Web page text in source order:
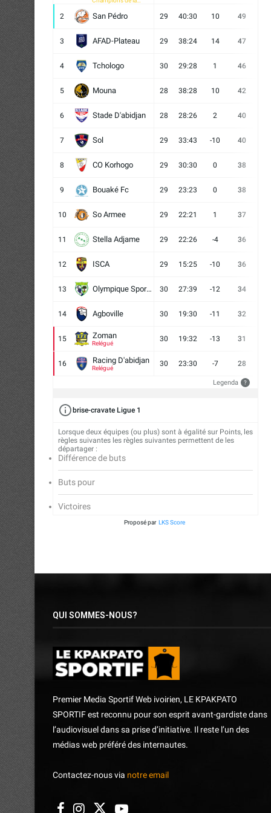
2 San Pédro 29 40:30 10 49
3 AFAD-Plateau 29 38:24 14 47
4 Tchologo 30 29:28 1 46
5 Mouna 28 38:28 10 42
6 Stade D'abidjan 28 28:26 2 40
7 Sol 29 33:43 -10 40
8 CO Korhogo 29 30:30 0 38
9 Bouaké Fc 29 23:23 0 38
10 So Armee 29 22:21 1 37
11 Stella Adjame 29 22:26 -4 36
12 ISCA 29 15:25 -10 36
13 Olympique Sport d'Abobo FC 30 27:39 -12 34
14 Agboville 30 19:30 -11 32
15 Zoman
Relégué
30 19:32 -13 31
16 Racing D'abidjan
Relégué
30 23:30 -7 28
Legenda ?
brise-cravate Ligue 1
Lorsque deux équipes (ou plus) sont à égalité sur Points, les
règles suivantes les règles suivantes permettent de les
départager :
Différence de buts
Buts pour
Victoires
Proposé par LKS Score
QUI SOMMES-NOUS?
Premier Media Sportif Web ivoirien, LE KPAKPATO
SPORTIF est reconnu pour son esprit avant-gardiste dans
l’audiovisuel dans sa prise d’initiative. Il reste l’un des
médias web préféré des internautes.
Contactez-nous via notre email